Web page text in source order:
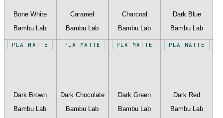
Bone White
Bambu Lab
Caramel
Bambu Lab
Charcoal
Bambu Lab
Dark Blue
Bambu Lab
PLA MATTE
Dark Brown
Bambu Lab
PLA MATTE
Dark Chocolate
Bambu Lab
PLA MATTE
Dark Green
Bambu Lab
PLA MATTE
Dark Red
Bambu Lab